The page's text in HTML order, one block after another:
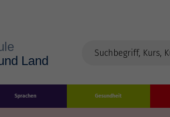
Sprachen Gesundheit